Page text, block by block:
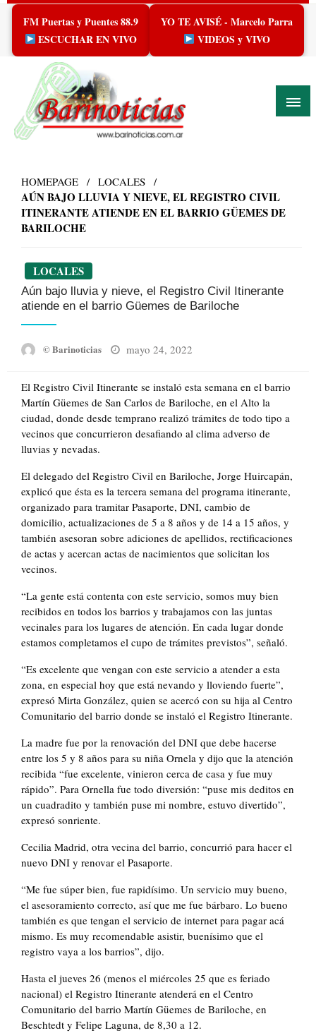
Skip
content
FM Puertas y Puentes 88.9
ESCUCHAR EN VIVO
YO TE AVISÉ - Marcelo Parra
VIDEOS y VIVO
HOMEPAGE LOCALES
AÚN BAJO LLUVIA Y NIEVE, EL REGISTRO CIVIL
ITINERANTE ATIENDE EN EL BARRIO GÜEMES DE
BARILOCHE
LOCALES
Aún bajo lluvia y nieve, el Registro Civil Itinerante
atiende en el barrio Güemes de Bariloche
© Barinoticias
Posted
mayo 24, 2022
El Registro Civil Itinerante se instaló esta semana en el barrio
Martín Güemes de San Carlos de Bariloche, en el Alto la
ciudad, donde desde temprano realizó trámites de todo tipo a
vecinos que concurrieron desafiando al clima adverso de
lluvias y nevadas.
El delegado del Registro Civil en Bariloche, Jorge Huircapán,
explicó que ésta es la tercera semana del programa itinerante,
organizado para tramitar Pasaporte, DNI, cambio de
domicilio, actualizaciones de 5 a 8 años y de 14 a 15 años, y
también asesoran sobre adiciones de apellidos, rectificaciones
de actas y acercan actas de nacimientos que solicitan los
vecinos.
“La gente está contenta con este servicio, somos muy bien
recibidos en todos los barrios y trabajamos con las juntas
vecinales para los lugares de atención. En cada lugar donde
estamos completamos el cupo de trámites previstos”, señaló.
“Es excelente que vengan con este servicio a atender a esta
zona, en especial hoy que está nevando y lloviendo fuerte”,
expresó Mirta González, quien se acercó con su hija al Centro
Comunitario del barrio donde se instaló el Registro Itinerante.
La madre fue por la renovación del DNI que debe hacerse
entre los 5 y 8 años para su niña Ornela y dijo que la atención
recibida “fue excelente, vinieron cerca de casa y fue muy
rápido”. Para Ornella fue todo diversión: “puse mis deditos en
un cuadradito y también puse mi nombre, estuvo divertido”,
expresó sonriente.
Cecilia Madrid, otra vecina del barrio, concurrió para hacer el
nuevo DNI y renovar el Pasaporte.
“Me fue súper bien, fue rapidísimo. Un servicio muy bueno,
el asesoramiento correcto, así que me fue bárbaro. Lo bueno
también es que tengan el servicio de internet para pagar acá
mismo. Es muy recomendable asistir, buenísimo que el
registro vaya a los barrios”, dijo.
Hasta el jueves 26 (menos el miércoles 25 que es feriado
nacional) el Registro Itinerante atenderá en el Centro
Comunitario del barrio Martín Güemes de Bariloche, en
Beschtedt y Felipe Laguna, de 8,30 a 12.